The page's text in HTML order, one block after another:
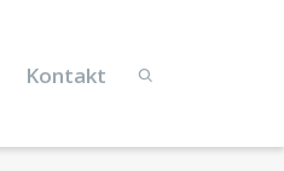
Kontakt